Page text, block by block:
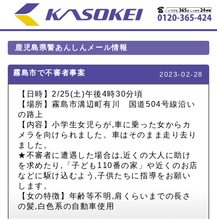
鹿児島県警あんしんメール情報
霧島市で不審者事案 2023-02-28
【日時】2/25(土)午後4時30分頃
【場所】霧島市溝辺町有川 国道504号線沿い
の路上
【内容】小学生女児らが,車に乗った女からカ
メラを向けられました。車はそのまま走り去り
ました。
★不審者に遭遇した場合は,近くの大人に助け
を求めたり,「子ども110番の家」や近くのお店
などに駆け込むよう,子供たちに指導をお願い
します。
【女の特徴】年齢等不明,肩くらいまでの長さ
の髪,白色系の自動車使用